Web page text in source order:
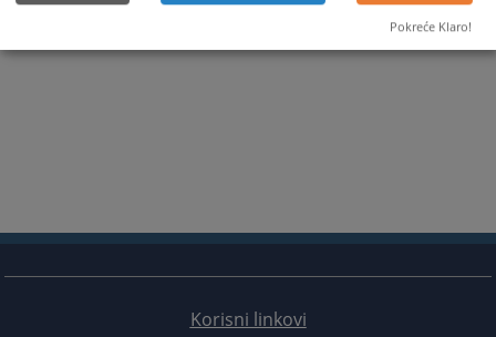
Korisni linkovi
Pokreće Klaro!